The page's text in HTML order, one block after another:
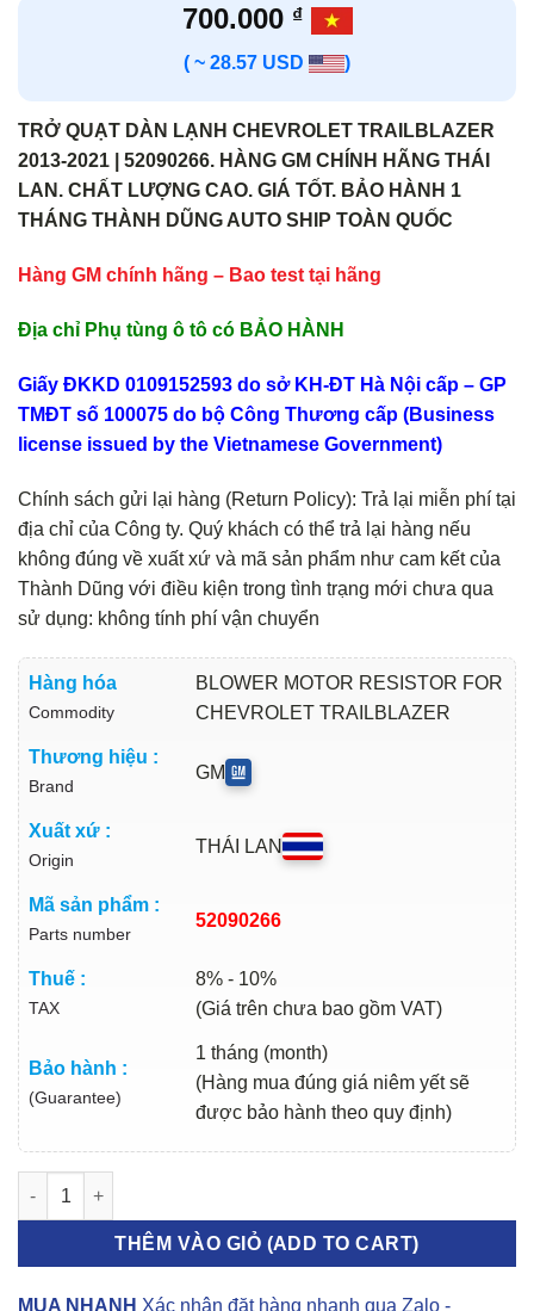
700.000 ₫
( ~ 28.57 USD )
TRỞ QUẠT DÀN LẠNH CHEVROLET TRAILBLAZER
2013-2021 | 52090266. HÀNG GM CHÍNH HÃNG THÁI
LAN. CHẤT LƯỢNG CAO. GIÁ TỐT. BẢO HÀNH 1
THÁNG THÀNH DŨNG AUTO SHIP TOÀN QUỐC
Hàng GM chính hãng – Bao test tại hãng
Địa chỉ Phụ tùng ô tô có BẢO HÀNH
Giấy ĐKKD 0109152593 do sở KH-ĐT Hà Nội cấp – GP
TMĐT số 100075 do bộ Công Thương cấp (Business
license issued by the Vietnamese Government)
Chính sách gửi lại hàng (Return Policy): Trả lại miễn phí tại
địa chỉ của Công ty. Quý khách có thể trả lại hàng nếu
không đúng về xuất xứ và mã sản phẩm như cam kết của
Thành Dũng với điều kiện trong tình trạng mới chưa qua
sử dụng: không tính phí vận chuyển
Hàng hóa
Commodity
BLOWER MOTOR RESISTOR FOR
CHEVROLET TRAILBLAZER
Thương hiệu :
Brand
GM
Xuất xứ :
Origin
THÁI LAN
Mã sản phẩm :
Parts number
52090266
Thuế :
TAX
8% - 10%
(Giá trên chưa bao gồm VAT)
Bảo hành :
(Guarantee)
1 tháng (month)
(Hàng mua đúng giá niêm yết sẽ
được bảo hành theo quy định)
TRỞ QUẠT DÀN LẠNH CHEVROLET TRAILBLAZER 2013-2021
THÊM VÀO GIỎ (ADD TO CART)
MUA NHANH Xác nhận đặt hàng nhanh qua Zalo -